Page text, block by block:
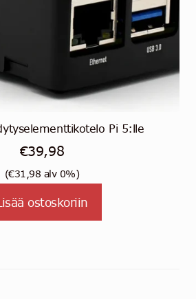
Pi 5:lle
€39,98
(€31,98 alv 0%)
ostoskoriin